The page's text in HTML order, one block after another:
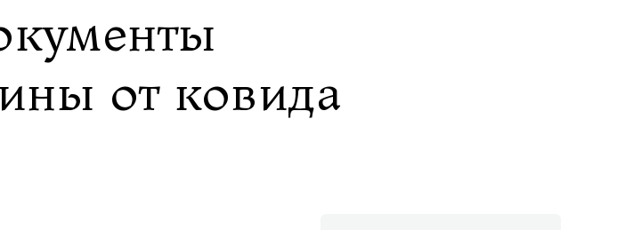
от ковида